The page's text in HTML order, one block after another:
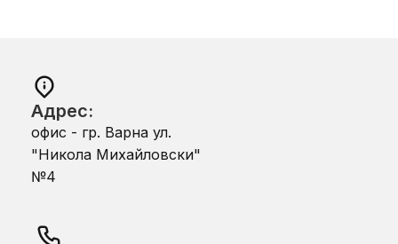
Адрес:
офис - гр. Варна ул.
"Никола Михайловски"
№4